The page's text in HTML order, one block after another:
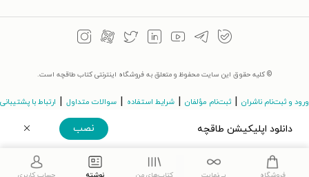
دانلود اپلیکیشن طاقچه نصب
دریافت مستقیم اپلیکیشن
© کلیه حقوق این سایت محفوظ و متعلق به فروشگاه اینترنتی کتاب طاقچه است.
ورود و ثبت‌نام ناشران ثبت‌نام مؤلفان شرایط استفاده سوالات متداول ارتباط با پشتیبانی
©Taaghche.com 3.243.11